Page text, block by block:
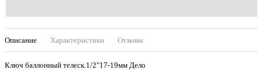
Описание Характеристики Отзывы
Ключ баллонный телеск.1/2"17-19мм Дело